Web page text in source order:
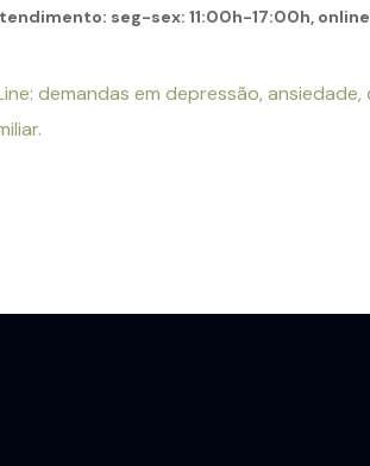
seg-sex: 11:00h-17:00h, online